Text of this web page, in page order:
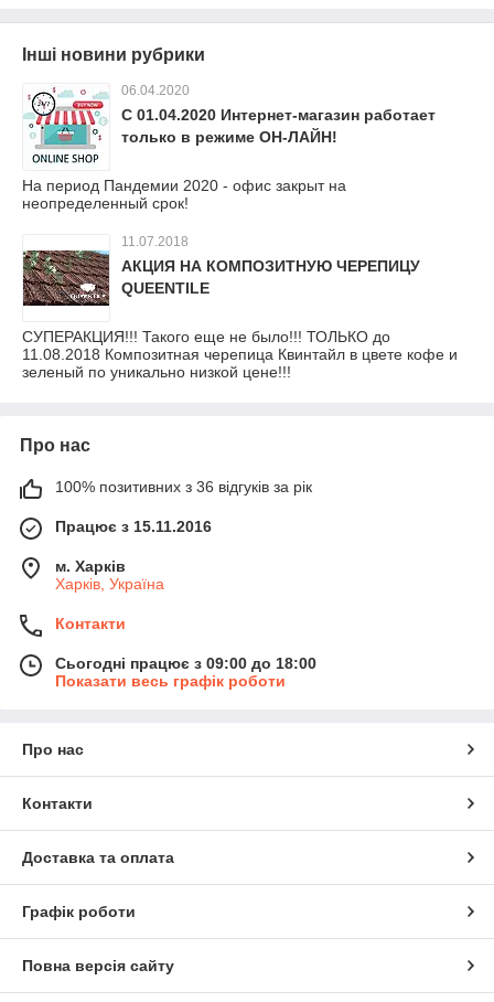
Інші новини рубрики
06.04.2020
С 01.04.2020 Интернет-магазин работает
только в режиме ОН-ЛАЙН!
На период Пандемии 2020 - офис закрыт на
неопределенный срок!
11.07.2018
АКЦИЯ НА КОМПОЗИТНУЮ ЧЕРЕПИЦУ
QUEENTILE
СУПЕРАКЦИЯ!!! Такого еще не было!!! ТОЛЬКО до
11.08.2018 Композитная черепица Квинтайл в цвете кофе и
зеленый по уникально низкой цене!!!
Про нас
100% позитивних з 36 відгуків за рік
Працює з 15.11.2016
м. Харків
Харків, Україна
Контакти
Сьогодні працює з 09:00 до 18:00
Показати весь графік роботи
Про нас
Контакти
Доставка та оплата
Графік роботи
Повна версія сайту